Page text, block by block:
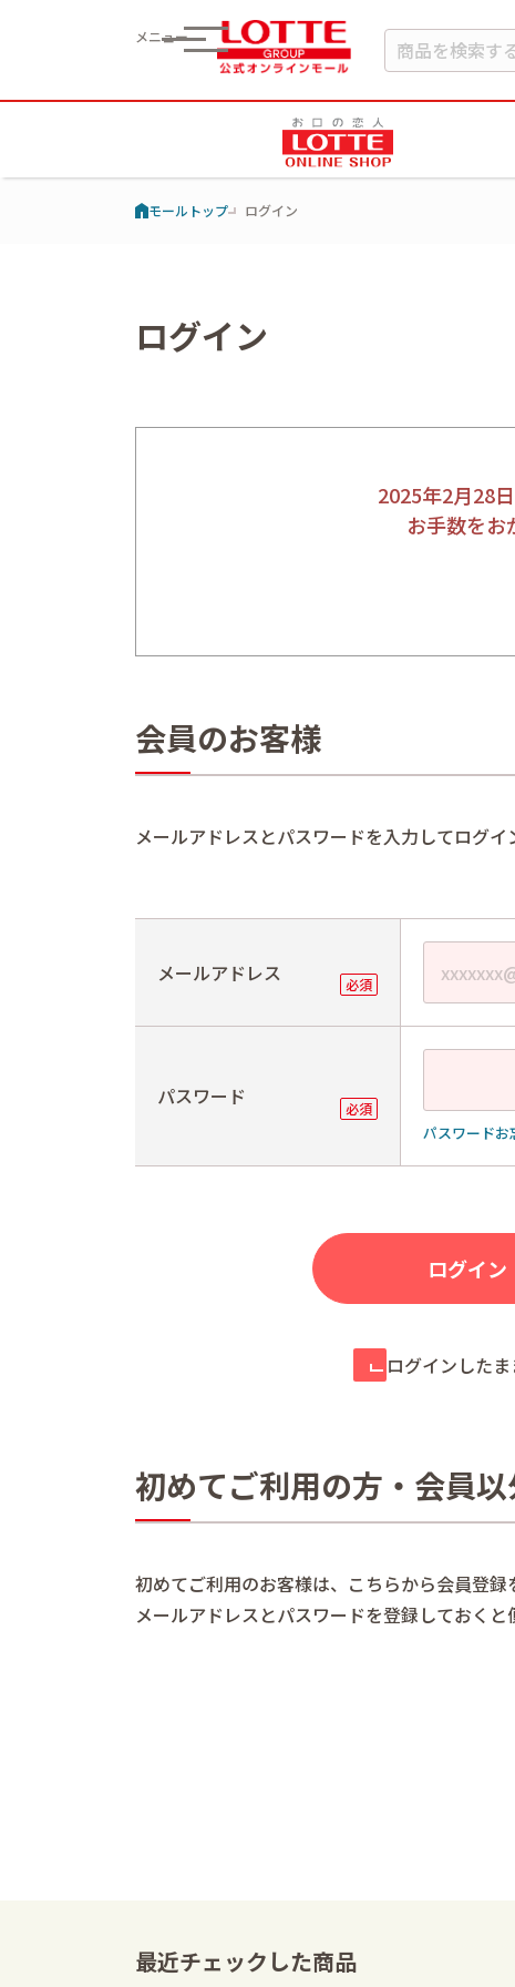
メニュー
モールトップ ログイン
ログイン
2025年2月28
お手数をお
会員のお客様
メールアドレスとパスワードを入力してログイ
メールアドレス
パスワード
パスワードお
ログインした
初めてご利用の方・会員
初めてご利用のお客様は、こちらから会員登録
メールアドレスとパスワードを登録しておくと
最近チェックした商品